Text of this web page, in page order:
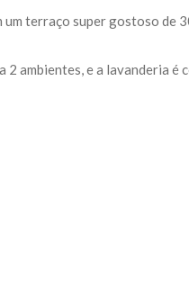
terraço super gostoso de
2 ambientes, e a lavanderia é